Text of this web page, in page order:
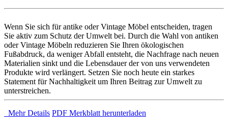
Wenn Sie sich für antike oder Vintage Möbel entscheiden, tragen
Sie aktiv zum Schutz der Umwelt bei. Durch die Wahl von antiken
oder Vintage Möbeln reduzieren Sie Ihren ökologischen
Fußabdruck, da weniger Abfall entsteht, die Nachfrage nach neuen
Materialien sinkt und die Lebensdauer der von uns verwendeten
Produkte wird verlängert. Setzen Sie noch heute ein starkes
Statement für Nachhaltigkeit um Ihren Beitrag zur Umwelt zu
unterstreichen.
Mehr Details PDF Merkblatt herunterladen